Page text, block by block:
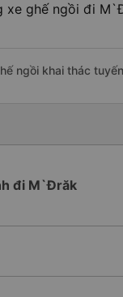
xe ghế ngồi đi
ngồi khai thác
đi M`Đrăk